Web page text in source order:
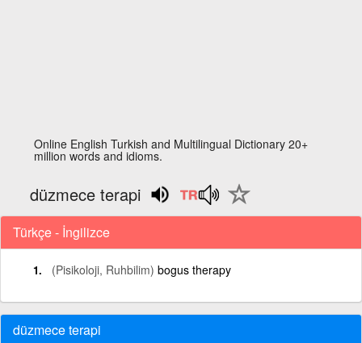
Online English Turkish and Multilingual Dictionary 20+
million words and idioms.
düzmece terapi
Türkçe - İngilizce
(Pisikoloji, Ruhbilim) bogus therapy
düzmece terapi